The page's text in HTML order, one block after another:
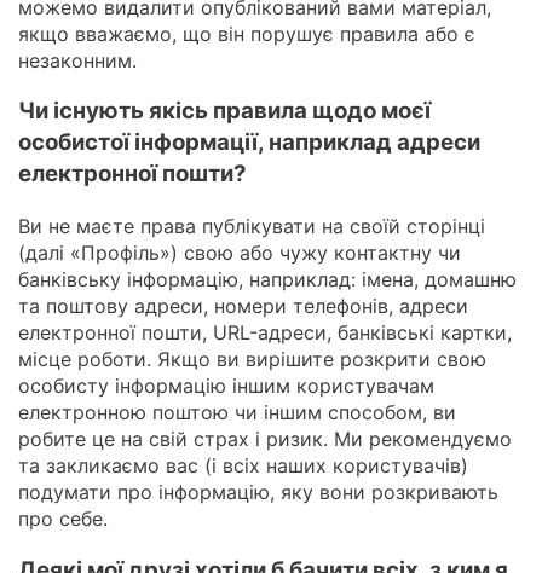
можемо видалити опублікований вами матеріал,
якщо вважаємо, що він порушує правила або є
незаконним.
Чи існують якісь правила щодо моєї
особистої інформації, наприклад адреси
електронної пошти?
Ви не маєте права публікувати на своїй сторінці
(далі «Профіль») свою або чужу контактну чи
банківську інформацію, наприклад: імена, домашню
та поштову адреси, номери телефонів, адреси
електронної пошти, URL-адреси, банківські картки,
місце роботи. Якщо ви вирішите розкрити свою
особисту інформацію іншим користувачам
електронною поштою чи іншим способом, ви
робите це на свій страх і ризик. Ми рекомендуємо
та закликаємо вас (і всіх наших користувачів)
подумати про інформацію, яку вони розкривають
про себе.